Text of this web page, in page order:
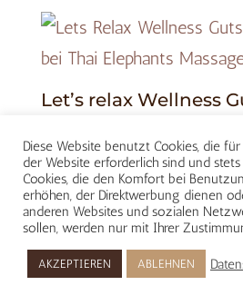
Let’s relax Wellness
Diese Website benutzt Cookies, die
der Website erforderlich sind und
Cookies, die den Komfort bei
erhöhen, der Direktwerbung dienen
anderen Websites und sozialen
sollen, werden nur mit Ihrer
AKZEPTIEREN ABLEHNEN